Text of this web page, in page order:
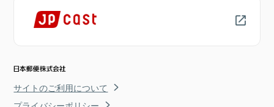
サイトのご利用について